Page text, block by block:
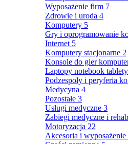
Wyposażenie firm 7
Zdrowie i uroda 4
Komputery 5
Gry i oprogramowanie
Internet 5
Komputery stacjonarne 2
Konsole do gier
Laptopy notebook tablety
Podzespoły i peryferia
Medycyna 4
Pozostałe 3
Usługi medyczne 3
Zabiegi medyczne i
Motoryzacja 22
Akcesoria i wyposażenie